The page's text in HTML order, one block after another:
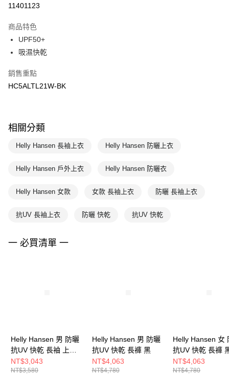
7-11取貨(快速到店)
每筆NT$100，滿NT$1,500(含以上)免運費
宅配-本島
每筆NT$100，滿NT$1,500(含以上)免運費
11401123
商品特色
UPF50+
吸濕快乾
銷售重點
HC5ALTL21W-BK
相關分類
Helly Hansen 長袖上衣 Helly Hansen 防曬上衣
Helly Hansen 戶外上衣 Helly Hansen 防曬衣
Helly Hansen 女款 女款 長袖上衣 防曬 長袖上衣
抗UV 長袖上衣 防曬 快乾 抗UV 快乾
一 必買清單 一
Helly Hansen 男 防曬
抗UV 快乾 長袖 上衣
黑
NT$3,043
NT$3,580
Helly Hansen 男 防曬
抗UV 快乾 長褲 黑
NT$4,063
NT$4,780
Helly Hansen 女
抗UV 快乾 長褲
NT$4,063
NT$4,780